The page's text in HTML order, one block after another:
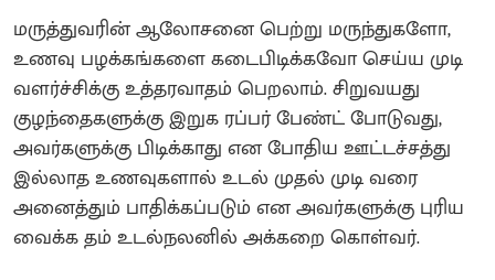
மருத்துவரின் ஆலோசனை பெற்று மருந்துகளோ,
உணவு பழக்கங்களை கடைபிடிக்கவோ செய்ய முடி
வளர்ச்சிக்கு உத்தரவாதம் பெறலாம். சிறுவயது
குழந்தைகளுக்கு இறுக ரப்பர் பேண்ட் போடுவது,
அவர்களுக்கு பிடிக்காது என போதிய ஊட்டச்சத்து
இல்லாத உணவுகளால் உடல் முதல் முடி வரை
அனைத்தும் பாதிக்கப்படும் என அவர்களுக்கு புரிய
வைக்க தம் உடல்நலனில் அக்கறை கொள்வர்.